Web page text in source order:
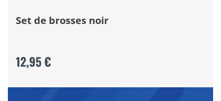
Set de brosses noir
12,95 €